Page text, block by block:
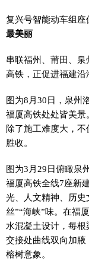
复兴号智能动车组
最美丽
串联福州、莆田、
高铁，正促进福建沿
图为8月30日，泉州
福厦高铁处处皆美景
除了施工难度大，
胜收。
图为3月29日俯瞰泉
福厦高铁全线7座新
光、人文精神、历史
丝”“海峡”味。在福
水混凝土设计，每
交接处曲线双向加
榕树意象。